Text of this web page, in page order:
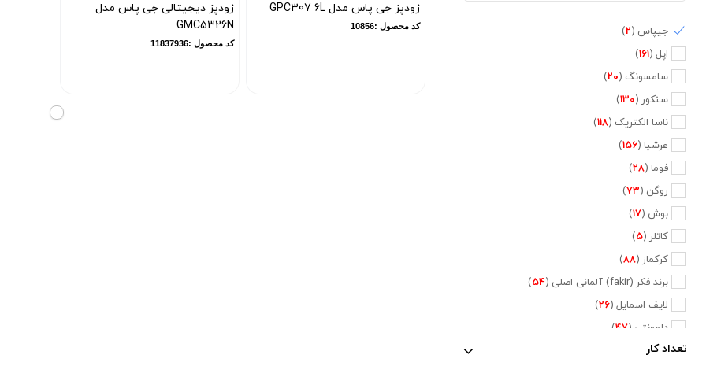
جیپاس (2
)
اپل (161
)
سامسونگ (20
)
سنکور (130
)
ناسا الکتریک (118
)
عرشیا (156
)
فوما (28
)
روگن (73
)
بوش (17
)
کاتلر (5
)
کرکماز (88
)
برند فکر (fakir) آلمانی اصلی (
54
)
لایف اسمایل (26
)
دلمونتی (47
)
دلونگی (
تعداد کار
زودپز جی پاس مدل GPC307 6L
کد محصول :10856
زودپز دیجیتالی جی پاس مدل
GMC5326N
کد محصول :11837936